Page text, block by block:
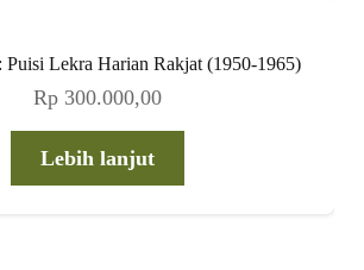
Puisi Lekra Harian Rakjat (1950-1965)
Rp 300.000,00
Lebih lanjut